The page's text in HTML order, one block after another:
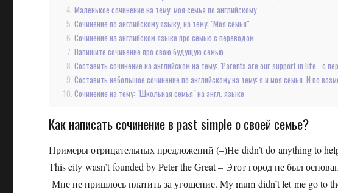
Маленькое сочинение на тему: моя семья по английскому
Сочинение по английскому языку, на тему: "Моя семья"
Сочинение на английском языке про семью с переводом
Напишите сочинение про свою будущую семью
Составить сочинение на английском на тему: "Parents are our support in life " с
Составить небольшое сочинение по английскому на тему: я и моя семья. И по
Сочинение на тему: "Школьная семья" на англ. языке
Как написать сочинение в past simple о своей семье?
Примеры отрицательных предложений (–)He didn’t do anything to
This city wasn’t founded by Peter the Great – Этот город не был
Мне не пришлось платить за угощение. My mum didn’t let me go to